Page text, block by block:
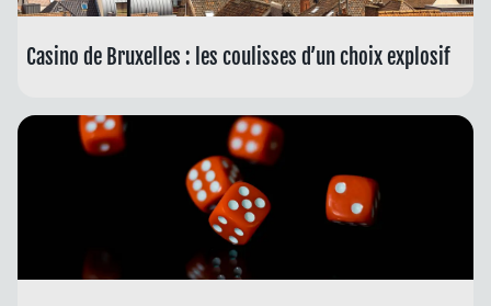
Casino de Bruxelles : les coulisses d’un choix explosif